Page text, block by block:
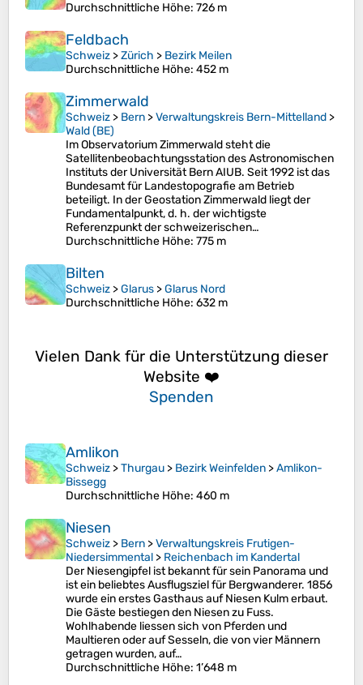
Durchschnittliche Höhe: 726 m
Feldbach
Schweiz >Zürich > Bezirk Meilen
Durchschnittliche Höhe: 452 m
Zimmerwald
Schweiz > Bern >Verwaltungskreis Bern-Mittelland >
Wald (BE)
Im Observatorium Zimmerwald steht die
Satellitenbeobachtungsstation des Astronomischen
Instituts der Universität Bern AIUB. Seit 1992 ist das
Bundesamt für Landestopografie am Betrieb
beteiligt. In der Geostation Zimmerwald liegt der
Fundamentalpunkt, d. h. der wichtigste
Referenzpunkt der schweizerischen…
Durchschnittliche Höhe: 775 m
Bilten
Schweiz >Glarus >Glarus Nord
Durchschnittliche Höhe: 632 m
Vielen Dank für die Unterstützung dieser
Website ❤️
Spenden
Amlikon
Schweiz >Thurgau > Bezirk Weinfelden >Amlikon-
Bissegg
Durchschnittliche Höhe: 460 m
Niesen
Schweiz > Bern >Verwaltungskreis Frutigen-
Niedersimmental > Reichenbach im Kandertal
Der Niesengipfel ist bekannt für sein Panorama und
ist ein beliebtes Ausflugsziel für Bergwanderer. 1856
wurde ein erstes Gasthaus auf Niesen Kulm erbaut.
Die Gäste bestiegen den Niesen zu Fuss.
Wohlhabende liessen sich von Pferden und
Maultieren oder auf Sesseln, die von vier Männern
getragen wurden, auf…
Durchschnittliche Höhe: 1’648 m